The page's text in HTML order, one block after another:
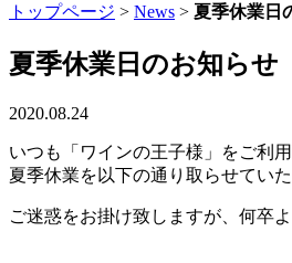
トップページ > News > 夏季休業日
夏季休業日のお知らせ
2020.08.24
いつも「ワインの王子様」をご利
夏季休業を以下の通り取らせていた
ご迷惑をお掛け致しますが、何卒